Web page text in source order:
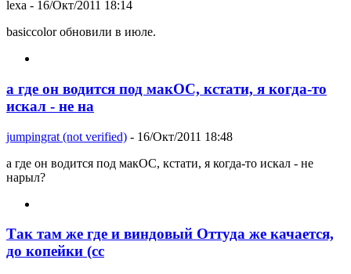
lexa - 16/Окт/2011 18:14
basiccolor обновили в июле.
а где он водится под макОС, кстати, я когда-то
искал - не на
jumpingrat (not verified) - 16/Окт/2011 18:48
а где он водится под макОС, кстати, я когда-то искал - не
нарыл?
Так там же где и виндовый Оттуда же качается,
до копейки (сс